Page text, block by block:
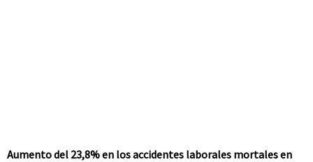
Aumento del 23,8% en los accidentes laborales mortales en